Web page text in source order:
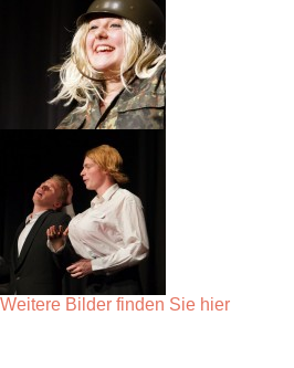
Weitere Bilder finden Sie hier